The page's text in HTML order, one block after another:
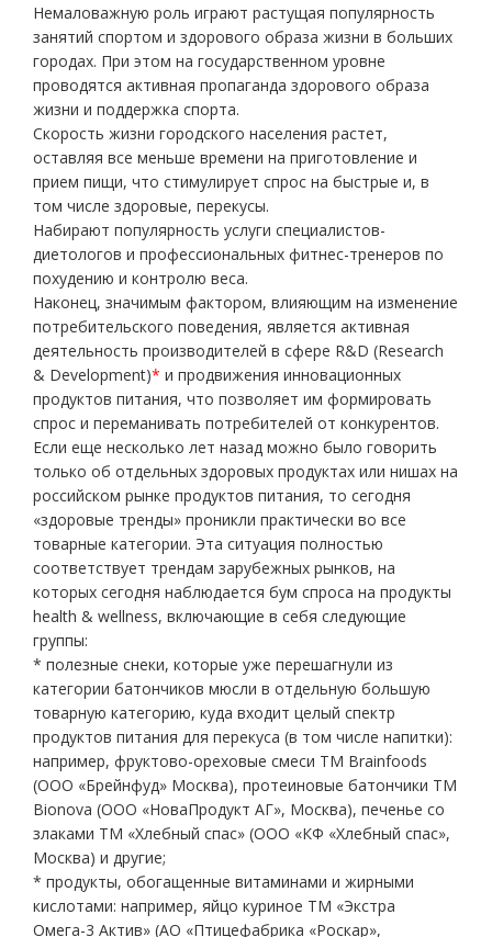
Немаловажную роль играют растущая популярность
занятий спортом и здорового образа жизни в больших
городах. При этом на государственном уровне
проводятся активная пропаганда здорового образа
жизни и поддержка спорта.
Скорость жизни городского населения растет,
оставляя все меньше времени на приготовление и
прием пищи, что стимулирует спрос на быстрые и, в
том числе здоровые, перекусы.
Набирают популярность услуги специалистов-
диетологов и профессиональных фитнес-тренеров по
похудению и контролю веса.
Наконец, значимым фактором, влияющим на изменение
потребительского поведения, является активная
деятельность производителей в сфере R&D (Research
& Development)* и продвижения инновационных
продуктов питания, что позволяет им формировать
спрос и переманивать потребителей от конкурентов.
Если еще несколько лет назад можно было говорить
только об отдельных здоровых продуктах или нишах на
российском рынке продуктов питания, то сегодня
«здоровые тренды» проникли практически во все
товарные категории. Эта ситуация полностью
соответствует трендам зарубежных рынков, на
которых сегодня наблюдается бум спроса на продукты
health & wellness, включающие в себя следующие
группы:
* полезные снеки, которые уже перешагнули из
категории батончиков мюсли в отдельную большую
товарную категорию, куда входит целый спектр
продуктов питания для перекуса (в том числе напитки):
например, фруктово-ореховые смеси ТМ Brainfoods
(OOO «Брейнфуд» Москва), протеиновые батончики ТМ
Bionova (ООО «НоваПродукт АГ», Москва), печенье со
злаками ТМ «Хлебный спас» (ООО «КФ «Хлебный спас»,
Москва) и другие;
* продукты, обогащенные витаминами и жирными
кислотами: например, яйцо куриное ТМ «Экстра
Омега-3 Актив» (АО «Птицефабрика «Роскар»,